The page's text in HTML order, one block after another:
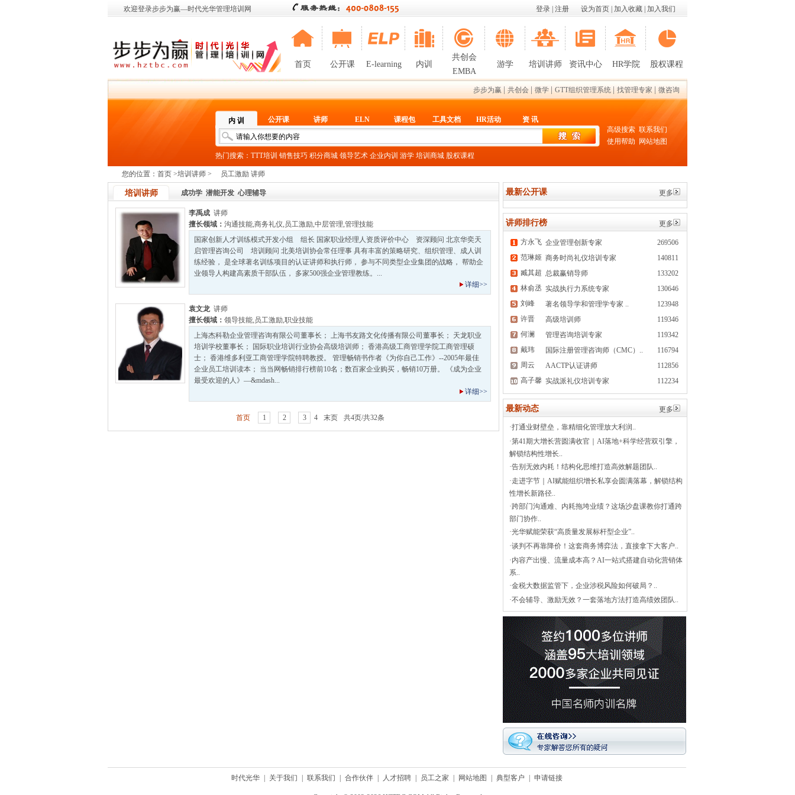
欢迎登录步步为赢—时代光华管理培训网 设为首页 加入收藏 加入我们
登录 注册
首页 公开课 E-learning 内训
共创会
EMBA
游学 培训讲师 资讯中心 HR学院 股权课程
步步为赢 共创会 微学 GTT组织管理系统 找管理专家 微咨询
内 训 公开课 讲师 ELN 课程包 工具文档 HR活动 资 讯
热门搜索： TTT培训 销售技巧 积分商城 领导艺术 企业内训 游学 培训商城 股权课程
高级搜索 联系我们
使用帮助
网站地图
您的位置： 首页 >培训讲师 > 员工激励 讲师
培训讲师 成功学 潜能开发 心理辅导
李禹成 讲师
擅长领域： 沟通技能,商务礼仪, 员工激励,中层管理,管理技能
国家创新人才训练模式开发小组 组长 国家职业经理人资质评价中心 资深顾问 北京华奕天
启管理咨询公司 培训顾问 北美培训协会常任理事 具有丰富的策略研究、组织管理、成人训
练经验， 是全球著名训练项目的认证讲师和执行师， 参与不同类型企业集团的战略， 帮助企
业领导人构建高素质干部队伍， 多家500强企业管理教练。...
详细>>
袁文龙讲师
擅长领域： 领导技能, 员工激励,职业技能
上海杰科勒企业管理咨询有限公司董事长； 上海书友路文化传播有限公司董事长； 天龙职业
培训学校董事长； 国际职业培训行业协会高级培训师； 香港高级工商管理学院工商管理硕
士； 香港维多利亚工商管理学院特聘教授。 管理畅销书作者《为你自己工作》--2005年最佳
企业员工培训读本； 当当网畅销排行榜前10名；数百家企业购买，畅销10万册。 《成为企业
最受欢迎的人》—&mdash...
详细>>
首页 1 2 3 4 末页 共4页/共32条
最新公开课 更多
讲师排行榜 更多
方永飞 企业管理创新专家
269506
范琳姬 商务时尚礼仪培训专家
140811
臧其超 总裁赢销导师
133202
林俞丞 实战执行力系统专家
130646
刘峰
著名领导学和管理学专家 ..
123948
许晋
高级培训师
119346
何澜
管理咨询培训专家
119342
戴玮
国际注册管理咨询师（CMC）..
116794
周云
AACTP认证讲师
112856
高子馨 实战派礼仪培训专家 112234
最新动态 更多
·打通业财壁垒，靠精细化管理放大利润..
·第41期大增长营圆满收官｜AI落地+科学经营双引擎，
解锁结构性增长..
·告别无效内耗！结构化思维打造高效解题团队..
·走进字节｜AI赋能组织增长私享会圆满落幕，解锁结构
性增长新路径..
·跨部门沟通难、内耗拖垮业绩？这场沙盘课教你打通跨
部门协作..
·光华赋能荣获“高质量发展标杆型企业”..
·谈判不再靠降价！这套商务博弈法，直接拿下大客户..
·内容产出慢、流量成本高？AI一站式搭建自动化营销体
系..
·金税大数据监管下，企业涉税风险如何破局？..
·不会辅导、激励无效？一套落地方法打造高绩效团队..
时代光华 关于我们 联系我们 合作伙伴 人才招聘 员工之家 网站地图 典型客户 申请链接